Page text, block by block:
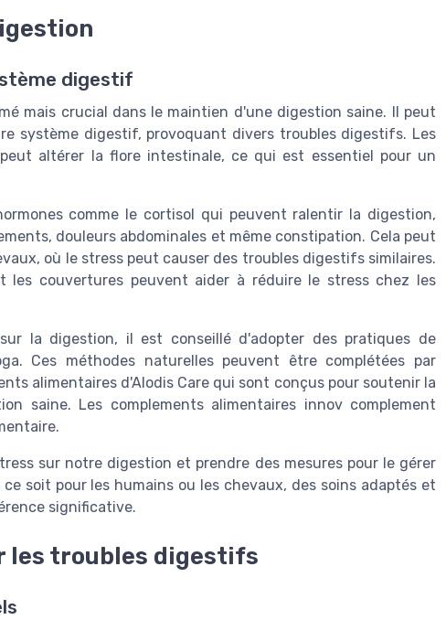
digestif
mais crucial dans le maintien d'une digestion saine. Il peut
système digestif, provoquant divers troubles digestifs. Les
altérer la flore intestinale, ce qui est essentiel pour un
comme le cortisol qui peuvent ralentir la digestion,
douleurs abdominales et même constipation. Cela peut
où le stress peut causer des troubles digestifs similaires.
les couvertures peuvent aider à réduire le stress chez les
la digestion, il est conseillé d'adopter des pratiques de
Ces méthodes naturelles peuvent être complétées par
alimentaires d'Alodis Care qui sont conçus pour soutenir la
saine. Les complements alimentaires innov complement
sur notre digestion et prendre des mesures pour le gérer
soit pour les humains ou les chevaux, des soins adaptés et
significative.
les troubles digestifs